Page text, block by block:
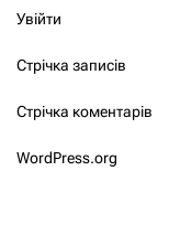
Увійти
Стрічка записів
Стрічка коментарів
WordPress.org